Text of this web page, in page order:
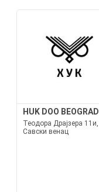
HUK DOO BEOGRAD
Теодора Драјзера 11и,
Савски венац